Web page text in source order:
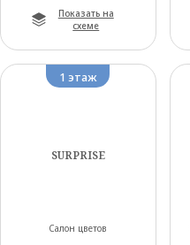
Показать на
схеме
1 этаж
SURPRISE
Салон цветов